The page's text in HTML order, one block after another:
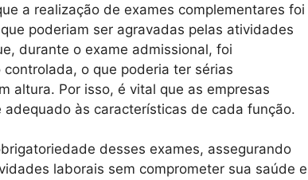
a realização de exames complementares foi
poderiam ser agravadas pelas atividades
durante o exame admissional, foi
o que poderia ter sérias
altura. Por isso, é vital que as empresas
às características de cada função.
desses exames, assegurando
laborais sem comprometer sua saúde e